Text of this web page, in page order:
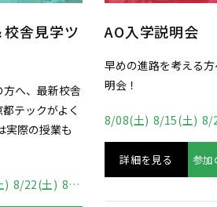
) 9/12(土) 9/13(日)
方への特別説
) 8/29(土) 9/05(土) 9/06(日) 9/12(土)
お仕事W体験DAY
ゲーム・デザイン・
IT・ロボットなど、自
の…
8/16(日) 8/23(日) 9/
詳細を見る 参加